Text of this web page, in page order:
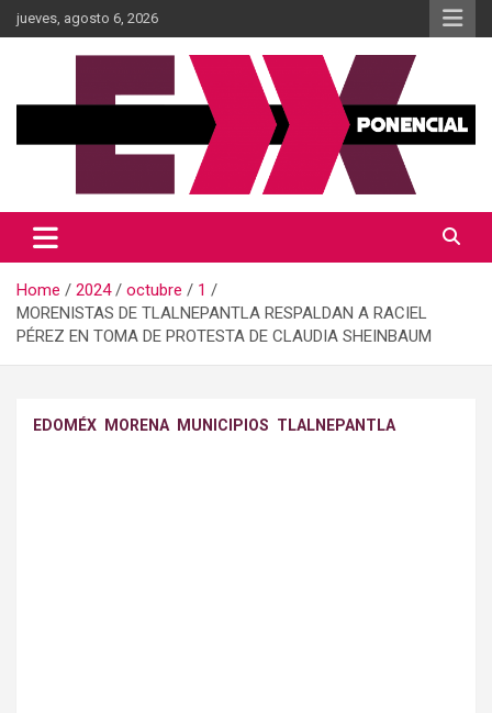
Skip
to
jueves, agosto 6, 2026
Diario Xponencial Mx
Home 2024 octubre
1
MORENISTAS DE TLALNEPANTLA RESPALDAN A RACIEL
PÉREZ EN TOMA DE PROTESTA DE CLAUDIA SHEINBAUM
EDOMÉX MORENA MUNICIPIOS TLALNEPANTLA